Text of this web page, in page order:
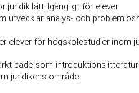
juridik lättillgängligt för elever
utvecklar analys- och
elever för högskolestudier inom
både som
juridikens område.